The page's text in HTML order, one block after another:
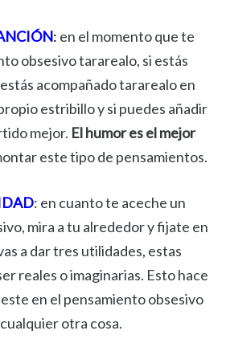
: en el momento que te
obsesivo tararealo, si estás
acompañado tararealo en
estribillo y si puedes añadir
mejor. El humor es el mejor
este tipo de pensamientos.
: en cuanto te aceche un
mira a tu alrededor y fijate en
a dar tres utilidades, estas
reales o imaginarias. Esto hace
en el pensamiento obsesivo
otra cosa.